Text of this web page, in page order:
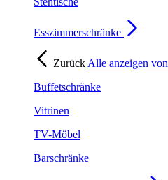
Esszimmerschränke
Zurück Alle anzeigen von
Buffetschränke
Vitrinen
TV-Möbel
Barschränke